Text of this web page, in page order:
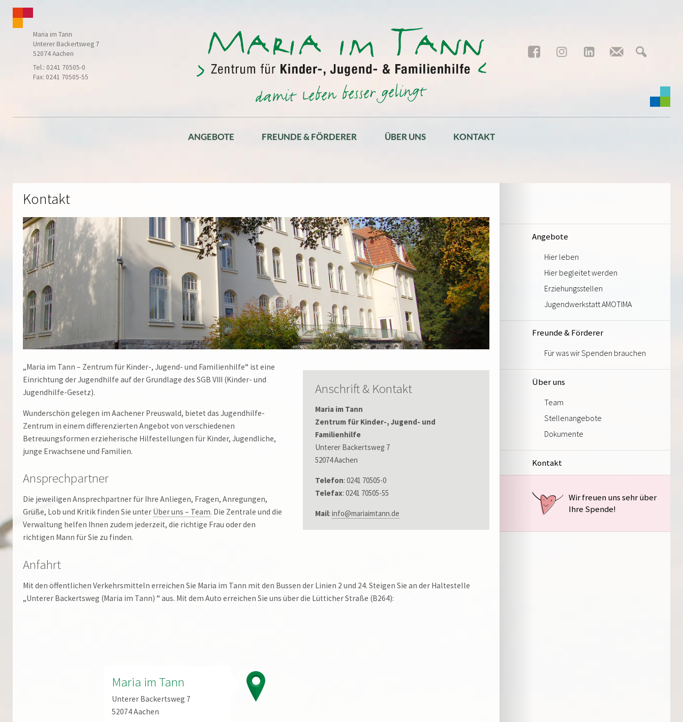
ANGEBOTE FREUNDE & FÖRDERER ÜBER UNS KONTAKT
Maria im Tann
Unterer Backertsweg 7
52074 Aachen
Tel.: 0241 70505-0
Fax: 0241 70505-55
Kontakt
Anschrift & Kontakt
Maria im Tann
Zentrum für Kinder-, Jugend- und
Familienhilfe
Unterer Backertsweg 7
52074 Aachen
Telefon: 0241 70505-0
Telefax: 0241 70505-55
Mail: info@mariaimtann.de
„Maria im Tann – Zentrum für Kinder-, Jugend- und Familienhilfe“ ist eine
Einrichtung der Jugendhilfe auf der Grundlage des SGB VIII (Kinder- und
Jugendhilfe-Gesetz).
Wunderschön gelegen im Aachener Preuswald, bietet das Jugendhilfe-
Zentrum in einem differenzierten Angebot von verschiedenen
Betreuungsformen erzieherische Hilfestellungen für Kinder, Jugendliche,
junge Erwachsene und Familien.
Ansprechpartner
Die jeweiligen Ansprechpartner für Ihre Anliegen, Fragen, Anregungen,
Grüße, Lob und Kritik finden Sie unter Über uns – Team. Die Zentrale und die
Verwaltung helfen Ihnen zudem jederzeit, die richtige Frau oder den
richtigen Mann für Sie zu finden.
Anfahrt
Mit den öffentlichen Verkehrsmitteln erreichen Sie Maria im Tann mit den Bussen der Linien 2 und 24. Steigen Sie an der Haltestelle
„Unterer Backertsweg (Maria im Tann) “ aus. Mit dem Auto erreichen Sie uns über die Lütticher Straße (B264):
Maria im Tann
Unterer Backertsweg 7
52074 Aachen
Angebote
Hier leben
Hier begleitet werden
Erziehungsstellen
Jugendwerkstatt AMOTIMA
Freunde & Förderer
Für was wir Spenden brauchen
Über uns
Team
Stellenangebote
Dokumente
Kontakt
Wir freuen uns sehr über
Ihre Spende!